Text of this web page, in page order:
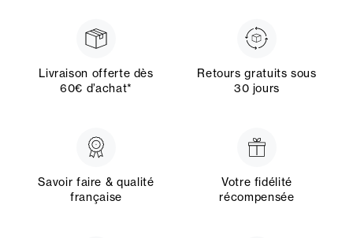
Livraison offerte dès
60€ d’achat*
Retours gratuits sous
30 jours
Savoir faire & qualité
française
Votre fidélité
récompensée